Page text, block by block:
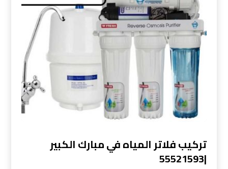
تركيب فلاتر المياه في مبارك الكبير
|55521593